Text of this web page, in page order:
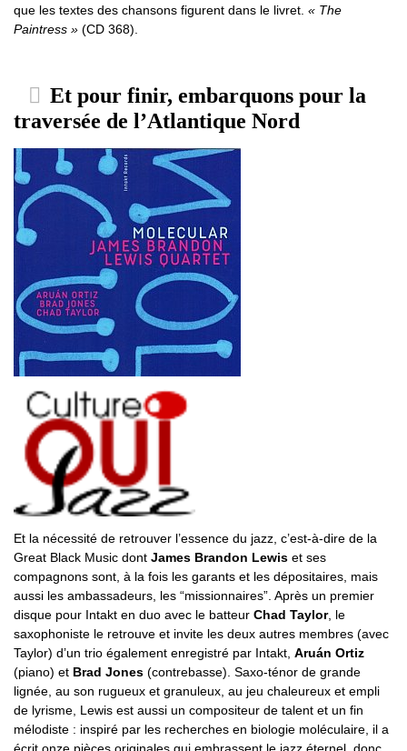
que les textes des chansons figurent dans le livret. « The
Paintress » (CD 368).
Et pour finir, embarquons pour la
traversée de l’Atlantique Nord
Et la nécessité de retrouver l’essence du jazz, c’est-à-dire de la
Great Black Music dont James Brandon Lewis et ses
compagnons sont, à la fois les garants et les dépositaires, mais
aussi les ambassadeurs, les “missionnaires”. Après un premier
disque pour Intakt en duo avec le batteur Chad Taylor, le
saxophoniste le retrouve et invite les deux autres membres (avec
Taylor) d’un trio également enregistré par Intakt, Aruán Ortiz
(piano) et Brad Jones (contrebasse). Saxo-ténor de grande
lignée, au son rugueux et granuleux, au jeu chaleureux et empli
de lyrisme, Lewis est aussi un compositeur de talent et un fin
mélodiste : inspiré par les recherches en biologie moléculaire, il a